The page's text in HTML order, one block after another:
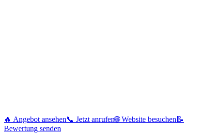
🔥 Angebot ansehen📞 Jetzt anrufen🌐 Website besuchen 📝
Bewertung senden